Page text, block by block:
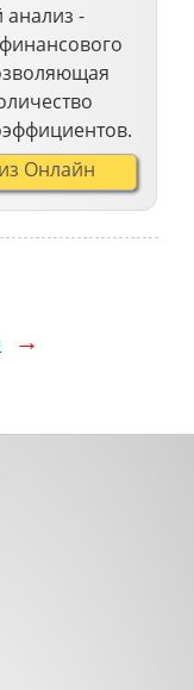
-
Онлайн